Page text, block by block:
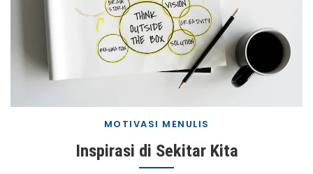
MOTIVASI MENULIS
Inspirasi di Sekitar Kita